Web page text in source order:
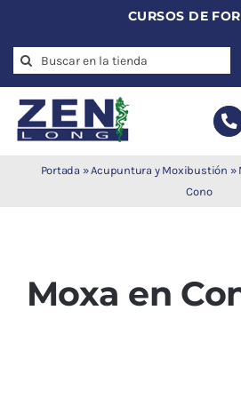
content
Search
for:
Auriculomedicina
Portada »Acupuntura y Moxibustión »
Cono
Moxa en